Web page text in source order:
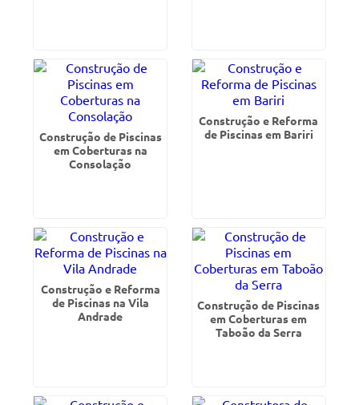
Construção de Piscinas
em Coberturas na
Consolação
Construção e Reforma
de Piscinas em Bariri
Construção e Reforma
de Piscinas na Vila
Andrade
Construção de Piscinas
em Coberturas em
Taboão da Serra